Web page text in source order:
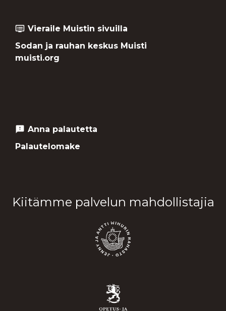
dvr Vieraile Muistin sivuilla
Sodan ja rauhan keskus Muisti
muisti.org
feedback Anna palautetta
Palautelomake
Kiitämme palvelun mahdollistajia